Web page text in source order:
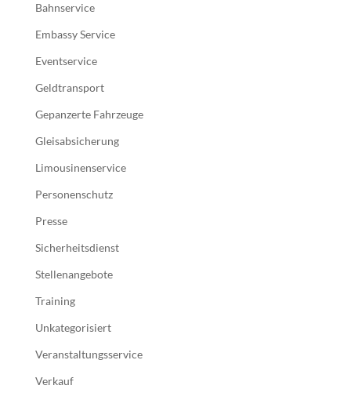
Bahnservice
Embassy Service
Eventservice
Geldtransport
Gepanzerte Fahrzeuge
Gleisabsicherung
Limousinenservice
Personenschutz
Presse
Sicherheitsdienst
Stellenangebote
Training
Unkategorisiert
Veranstaltungsservice
Verkauf